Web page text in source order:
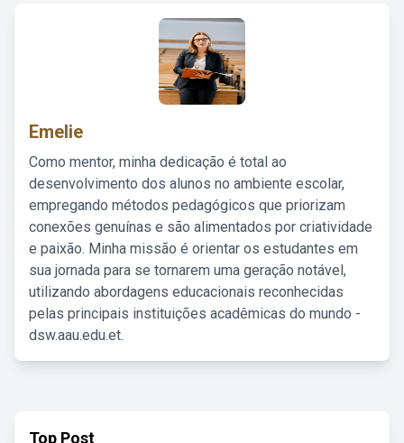
Emelie
Como mentor, minha dedicação é total ao
desenvolvimento dos alunos no ambiente escolar,
empregando métodos pedagógicos que priorizam
conexões genuínas e são alimentados por criatividade
e paixão. Minha missão é orientar os estudantes em
sua jornada para se tornarem uma geração notável,
utilizando abordagens educacionais reconhecidas
pelas principais instituições acadêmicas do mundo -
dsw.aau.edu.et.
Top Post